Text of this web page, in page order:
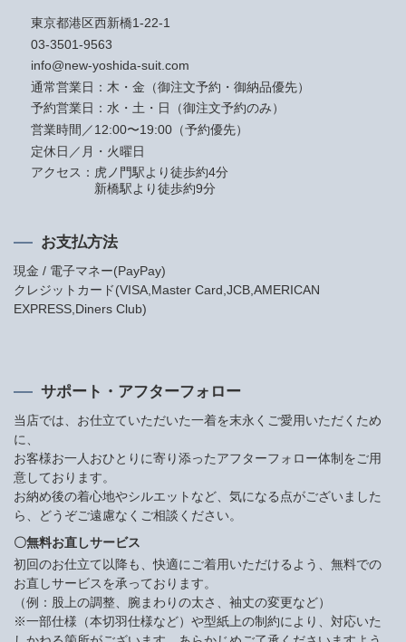
東京都港区西新橋1-22-1
03-3501-9563
info@new-yoshida-suit.com
通常営業日：木・金（御注文予約・御納品優先）
予約営業日：水・土・日（御注文予約のみ）
営業時間／12:00〜19:00（予約優先）
定休日／月・火曜日
アクセス： 虎ノ門駅より徒歩約4分
新橋駅より徒歩約9分
お支払方法
現金 / 電子マネー(PayPay)
クレジットカード(VISA,Master Card,JCB,AMERICAN
EXPRESS,Diners Club)
サポート・アフターフォロー
当店では、お仕立ていただいた一着を末永くご愛用いただくため
に、
お客様お一人おひとりに寄り添ったアフターフォロー体制をご用
意しております。
お納め後の着心地やシルエットなど、気になる点がございました
ら、どうぞご遠慮なくご相談ください。
〇無料お直しサービス
初回のお仕立て以降も、快適にご着用いただけるよう、無料での
お直しサービスを承っております。
（例：股上の調整、腕まわりの太さ、袖丈の変更など）
※一部仕様（本切羽仕様など）や型紙上の制約により、対応いた